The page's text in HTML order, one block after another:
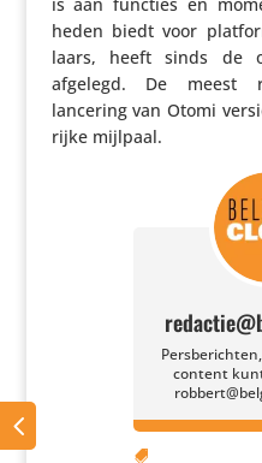
heden biedt voor
laars, heeft sinds de
afgelegd. De meest
lancering van Otomi
rijke mijlpaal.
content
